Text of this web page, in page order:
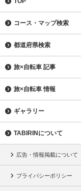
コース・マップ検索
都道府県検索
旅×自転車 記事
旅×自転車 情報
ギャラリー
TABIRINについて
広告・情報掲載について
プライバシーポリシー